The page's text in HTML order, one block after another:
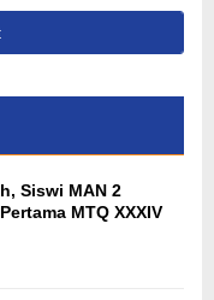
Siswi MAN 2
MTQ XXXIV